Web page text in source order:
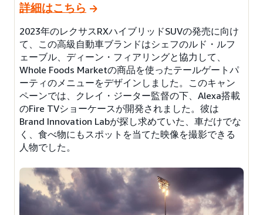
詳細はこちら
2023年のレクサスRXハイブリッドSUVの発売に向け
て、この高級自動車ブランドはシェフのルド・ルフ
ェーブル、ディーン・フィアリングと協力して、
Whole Foods Marketの商品を使ったテールゲートパ
ーティのメニューをデザインしました。このキャン
ペーンでは、クレイ・ジーター監督の下、Alexa搭載
のFire TVショーケースが開発されました。彼は
Brand Innovation Labが探し求めていた、車だけでな
く、食べ物にもスポットを当てた映像を撮影できる
人物でした。